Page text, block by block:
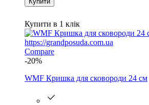
Купити в 1 клік
Compare
-20%
WMF Кришка для сковороди 24 см